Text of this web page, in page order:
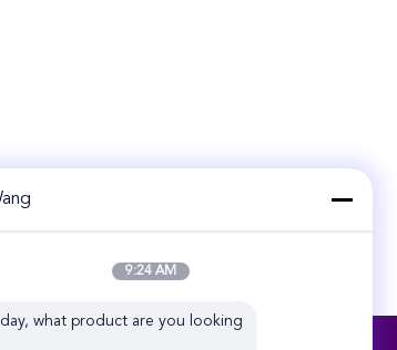
9:24 AM
what product are you looking